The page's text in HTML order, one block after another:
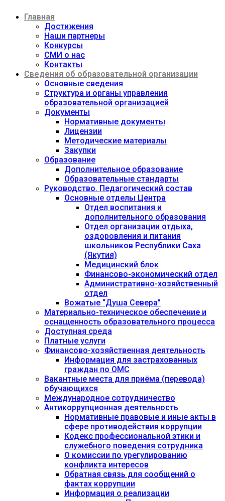
содержимому
Главная
Достижения
Наши партнеры
Конкурсы
СМИ о нас
Контакты
Сведения об образовательной организации
Основные сведения
Структура и органы управления
образовательной организацией
Документы
Нормативные документы
Лицензии
Методические материалы
Закупки
Образование
Дополнительное образование
Образовательные стандарты
Руководство. Педагогический состав
Основные отделы Центра
Отдел воспитания и
дополнительного образования
Отдел организации отдыха,
оздоровления и питания
школьников Республики Саха
(Якутия)
Медицинский блок
Финансово-экономический отдел
Административно-хозяйственный
отдел
Вожатые “Душа Севера”
Материально-техническое обеспечение и
оснащенность образовательного процесса
Доступная среда
Платные услуги
Финансово-хозяйственная деятельность
Информация для застрахованных
граждан по ОМС
Вакантные места для приёма (перевода)
обучающихся
Международное сотрудничество
Антикоррупционная деятельность
Нормативные правовые и иные акты в
сфере противодействия коррупции
Кодекс профессиональной этики и
служебного поведения сотрудника
О комиссии по урегулированию
конфликта интересов
Обратная связь для сообщений о
фактах коррупции
Информация о реализации